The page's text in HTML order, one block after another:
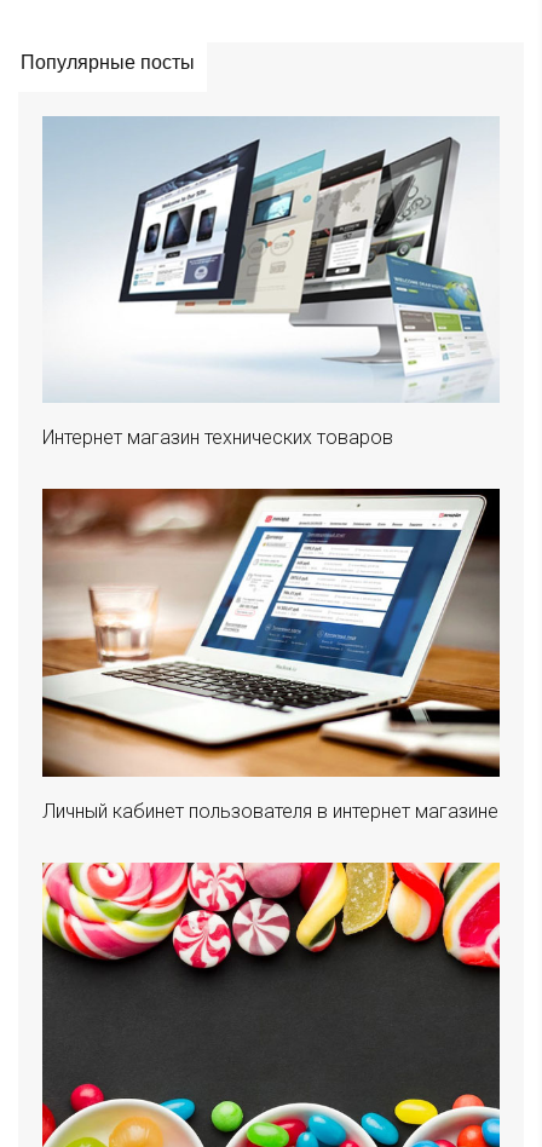
Популярные посты
Интернет магазин технических товаров
Личный кабинет пользователя в интернет магазине